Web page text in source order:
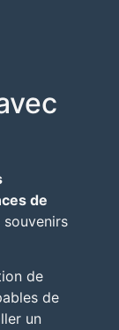
de
de
de
un